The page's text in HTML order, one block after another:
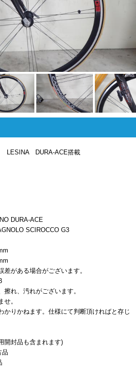
LESINA DURA-ACE搭載
DURA-ACE
SCIROCCO G3
がある場合がございます。
れ、汚れがございます。
せ。
かりかねます。仕様にて判断頂ければと存じ
封品も含まれます)
品